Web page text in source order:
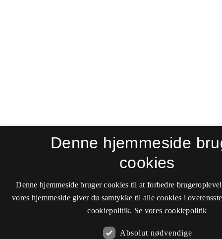
Denne hjemmeside
cookies
Denne hjemmeside bruger cookies til at forbedre
vores hjemmeside giver du samtykke til alle cookies i
cookiepolitik. Se vores cookiepolitik
Absolut nødvendige